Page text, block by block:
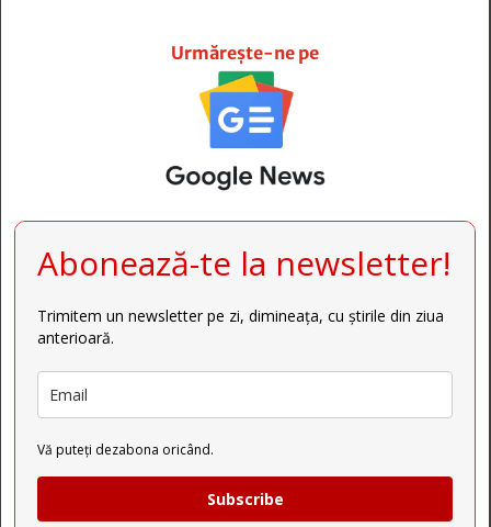
Urmărește-ne pe
Abonează-te la newsletter!
Trimitem un newsletter pe zi, dimineața, cu știrile din ziua
anterioară.
Vă puteți dezabona oricând.
Subscribe